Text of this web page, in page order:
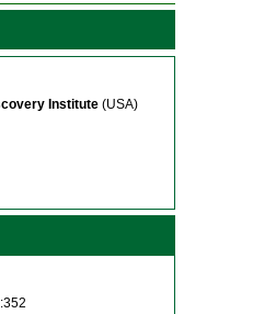
Institute (USA)